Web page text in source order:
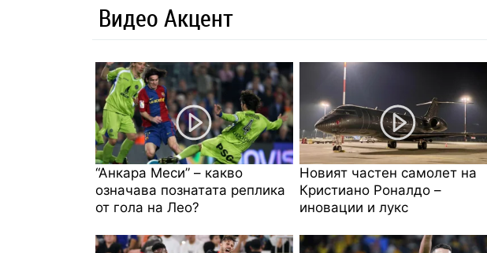
Видео Акцент
“Анкара Меси” – какво
означава познатата реплика
от гола на Лео?
Новият частен самолет на
Кристиано Роналдо –
иновации и лукс